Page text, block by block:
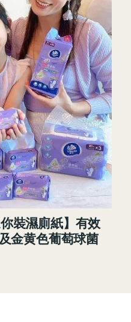
裝濕廁紙】有效
金黄色葡萄球菌